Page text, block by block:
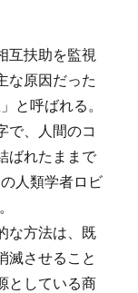
互扶助を監視
な原因だった
と呼ばれる。
で、人間のコ
ばれたままで
人類学者ロビ
な方法は、既
滅させること
としている商